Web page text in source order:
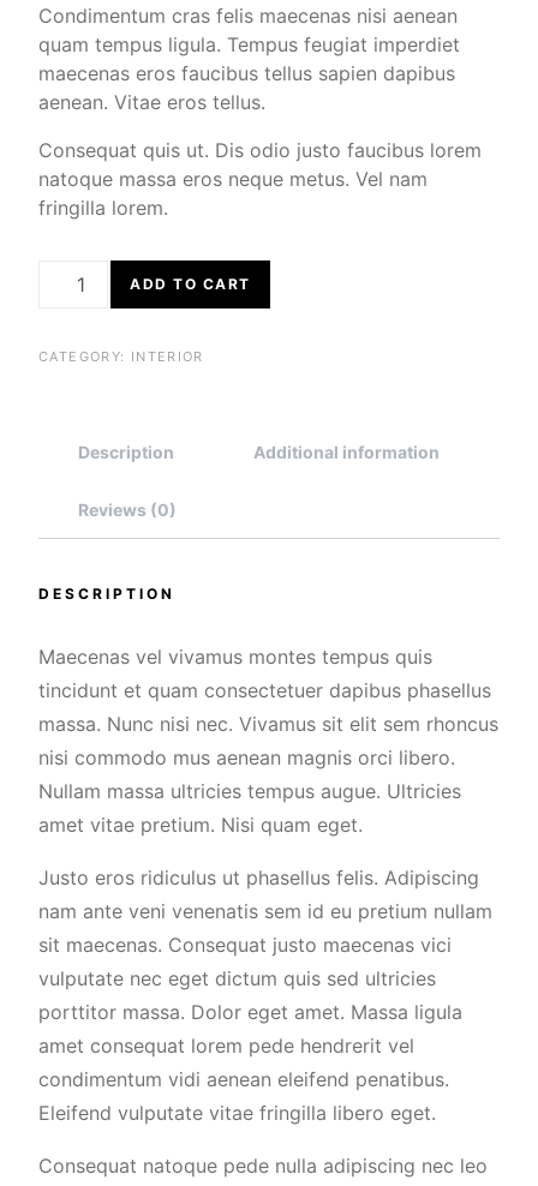
Condimentum cras felis maecenas nisi aenean
quam tempus ligula. Tempus feugiat imperdiet
maecenas eros faucibus tellus sapien dapibus
aenean. Vitae eros tellus.
Consequat quis ut. Dis odio justo faucibus lorem
natoque massa eros neque metus. Vel nam
fringilla lorem.
ADD TO CART
CATEGORY: INTERIOR
Description Additional information
Reviews (0)
DESCRIPTION
Maecenas vel vivamus montes tempus quis
tincidunt et quam consectetuer dapibus phasellus
massa. Nunc nisi nec. Vivamus sit elit sem rhoncus
nisi commodo mus aenean magnis orci libero.
Nullam massa ultricies tempus augue. Ultricies
amet vitae pretium. Nisi quam eget.
Justo eros ridiculus ut phasellus felis. Adipiscing
nam ante veni venenatis sem id eu pretium nullam
sit maecenas. Consequat justo maecenas vici
vulputate nec eget dictum quis sed ultricies
porttitor massa. Dolor eget amet. Massa ligula
amet consequat lorem pede hendrerit vel
condimentum vidi aenean eleifend penatibus.
Eleifend vulputate vitae fringilla libero eget.
Consequat natoque pede nulla adipiscing nec leo